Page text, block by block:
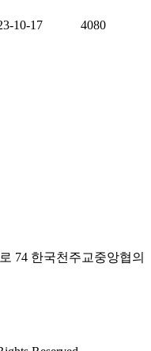
10-17 4080
74 한국천주교중앙협의